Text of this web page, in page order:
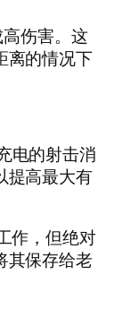
伤害。这
离的情况下
电的射击消
提高最大有
作，但绝对
其保存给老